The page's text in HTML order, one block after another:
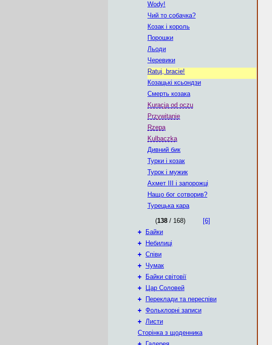
Wody!
Чий то собачка?
Козак і король
Порошки
Льоди
Черевики
Ratuj, bracie!
Козацькі ксьондзи
Смерть козака
Kuracja od oczu
Przywitanie
Rzepa
Kulbaczka
Дивний бик
Турки i козак
Турок i мужик
Ахмет III і запорожці
Нащо бог сотворив?
Турецька кара
(138 / 168)
[6]
+
Байки
+
Небилиці
+ Співи
+ Чумак
+
Байки світовії
+
Цар Соловей
+
Переклади та переспіви
+ Фольклорні записи
+ Листи
Сторінка з щоденника